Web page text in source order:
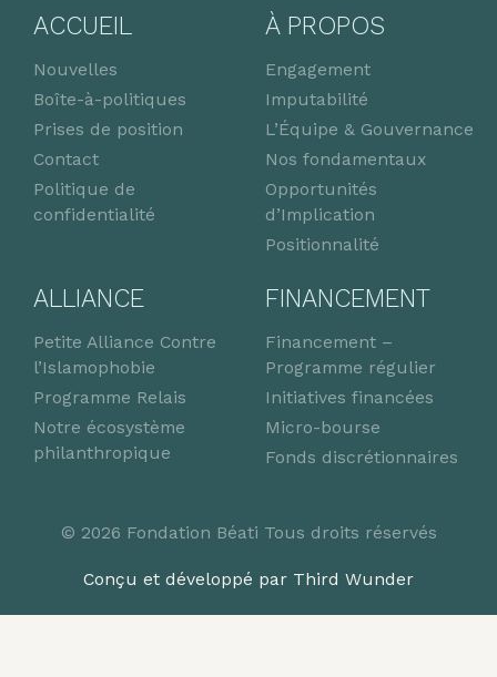
ACCUEIL
Nouvelles
Boîte-à-politiques
Prises de position
Contact
Politique de
confidentialité
À PROPOS
Engagement
Imputabilité
L’Équipe & Gouvernance
Nos fondamentaux
Opportunités
d’Implication
Positionnalité
ALLIANCE
Petite Alliance Contre
l’Islamophobie
Programme Relais
Notre écosystème
philanthropique
FINANCEMENT
Financement –
Programme régulier
Initiatives financées
Micro-bourse
Fonds discrétionnaires
© 2026 Fondation Béati Tous droits réservés
Conçu et développé par Third Wunder